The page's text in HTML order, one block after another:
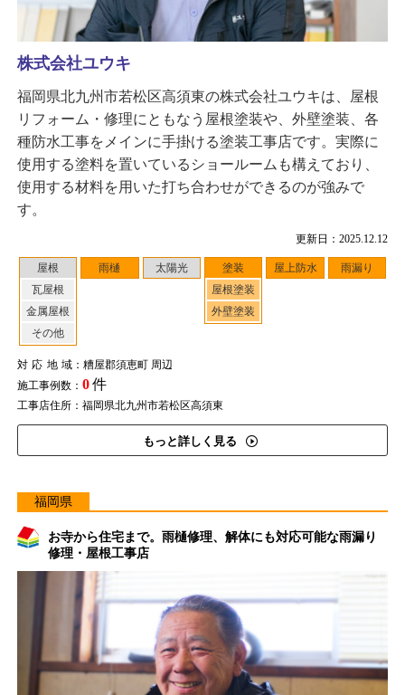
更新日：2025.12.12
屋根
瓦屋根
金属屋根
その他
雨樋 太陽光
塗装
屋根塗装
外壁塗装
屋上防水 雨漏り
対応地域：糟屋郡須恵町 周辺
施工事例数： 0件
工事店住所：福岡県北九州市若松区高須東
もっと詳しく見る
株式会社ユウキ
福岡県北九州市若松区高須東の株式会社ユウキは、屋根
リフォーム・修理にともなう屋根塗装や、外壁塗装、各
種防水工事をメインに手掛ける塗装工事店です。実際に
使用する塗料を置いているショールームも構えており、
使用する材料を用いた打ち合わせができるのが強みで
す。
福岡県
お寺から住宅まで。雨樋修理、解体にも対応可能な雨漏り
修理・屋根工事店